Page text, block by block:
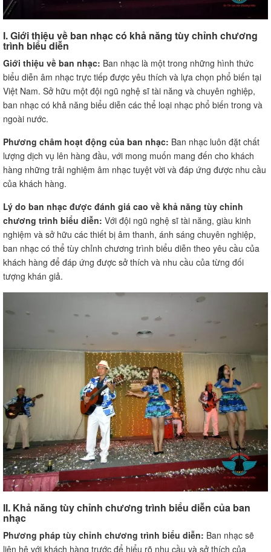
I. Giới thiệu về ban nhạc có khả năng tùy chỉnh chương
trình biểu diễn
Giới thiệu về ban nhạc: Ban nhạc là một trong những hình thức
biểu diễn âm nhạc trực tiếp được yêu thích và lựa chọn phổ biến tại
Việt Nam. Sở hữu một đội ngũ nghệ sĩ tài năng và chuyên nghiệp,
ban nhạc có khả năng biểu diễn các thể loại nhạc phổ biến trong và
ngoài nước.
Phương châm hoạt động của ban nhạc: Ban nhạc luôn đặt chất
lượng dịch vụ lên hàng đầu, với mong muốn mang đến cho khách
hàng những trải nghiệm âm nhạc tuyệt vời và đáp ứng được nhu cầu
của khách hàng.
Lý do ban nhạc được đánh giá cao về khả năng tùy chỉnh
chương trình biểu diễn: Với đội ngũ nghệ sĩ tài năng, giàu kinh
nghiệm và sở hữu các thiết bị âm thanh, ánh sáng chuyên nghiệp,
ban nhạc có thể tùy chỉnh chương trình biểu diễn theo yêu cầu của
khách hàng để đáp ứng được sở thích và nhu cầu của từng đối
tượng khán giả.
II. Khả năng tùy chỉnh chương trình biểu diễn của ban
nhạc
Phương pháp tùy chỉnh chương trình biểu diễn: Ban nhạc sẽ
liên hệ với khách hàng trước để hiểu rõ nhu cầu và sở thích của